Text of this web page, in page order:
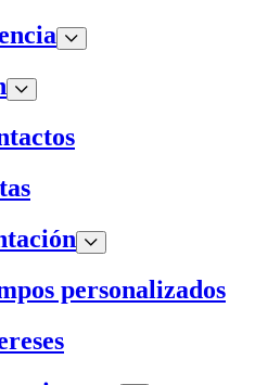
personalizados